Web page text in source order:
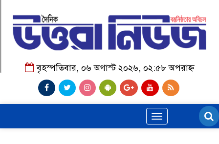
বৃহস্পতিবার, ০৬ অগাস্ট ২০২৬, ০২:৫৮ অপরাহ্ন
Toggle
navigation